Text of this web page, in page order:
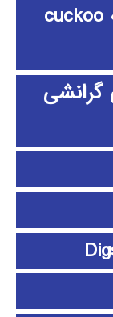
الگوریتم جستجوی فاخته cuckoo